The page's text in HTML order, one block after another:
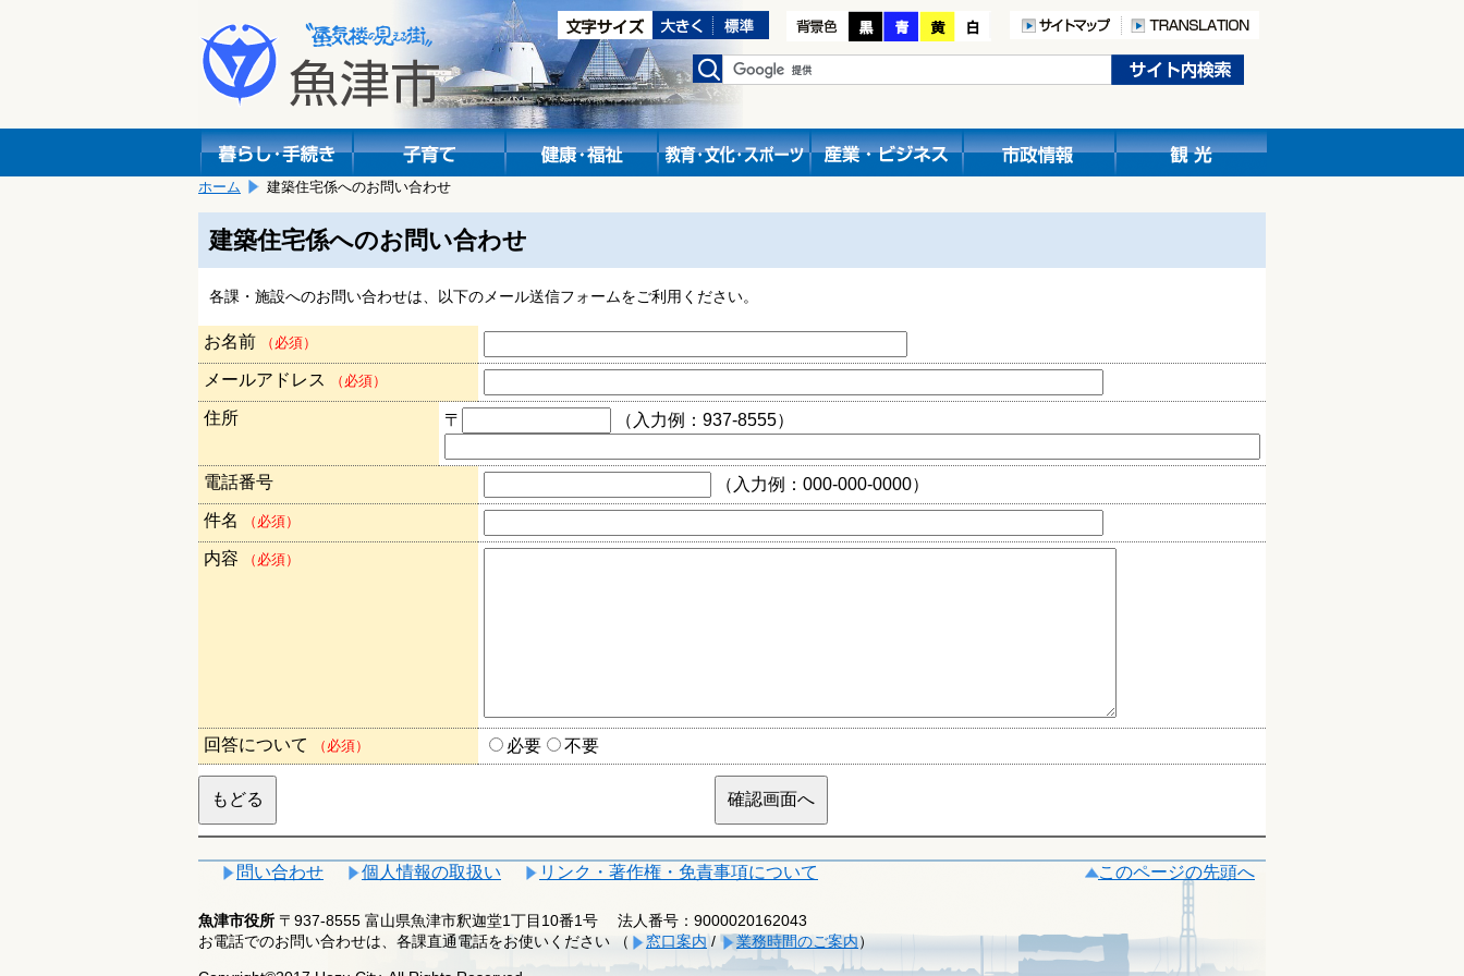
し
ホーム 建築住宅係へのお問い合わせ
建築住宅係へのお問い合わせ
各課・施設へのお問い合わせは、以下のメール送信フォームをご利用ください。
お名前 （必須）
メールアドレス （必須）
住所 〒 （入力例：937-8555）
電話番号
（入力例：000-000-0000）
件名
（必須）
内容 （必須）
回答について （必須） 必要 不要
問い合わせ 個人情報の取扱い リンク・著作権・免責事項について このページの先頭へ
魚津市役所 〒937-8555 富山県魚津市釈迦堂1丁目10番1号
法人番号：9000020162043
お電話でのお問い合わせは、各課直通電話をお使いください （
窓口案内/ 業務時間のご案内）